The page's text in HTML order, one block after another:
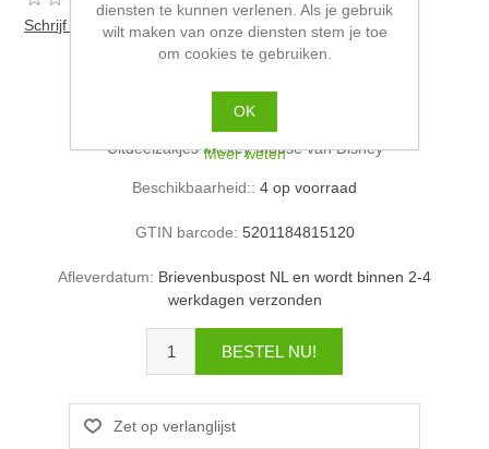
Schrijf als eerste voor dit product een beoordeling
Oude prijs: €1,99 incl. BTW
€1,25 incl. BTW
Uitdeelzakjes Mickey Mouse van Disney
Beschikbaarheid:: 4 op voorraad
GTIN barcode: 5201184815120
Afleverdatum: Brievenbuspost NL en wordt binnen 2-4
werkdagen verzonden
diensten te kunnen verlenen. Als je gebruik
wilt maken van onze diensten stem je toe
om cookies te gebruiken.
OK
Meer weten